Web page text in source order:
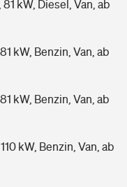
kW, Diesel, Van, ab
kW, Benzin, Van, ab
kW, Benzin, Van, ab
kW, Benzin, Van, ab